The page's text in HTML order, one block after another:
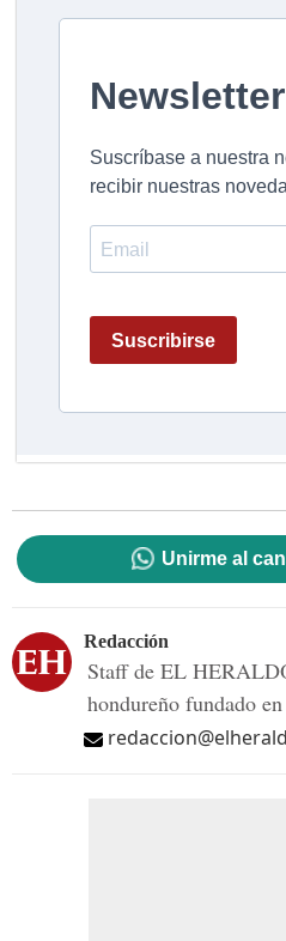
Unirme al
Redacción
Staff de EL
hondureño fundado